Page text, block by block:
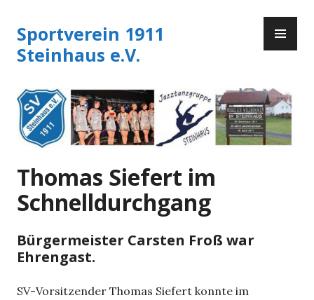
Inhalt
springen
Sportverein 1911
Steinhaus e.V.
Thomas Siefert im
Schnelldurchgang
Bürgermeister Carsten Froß war
Ehrengast.
SV-Vorsitzender Thomas Siefert konnte im